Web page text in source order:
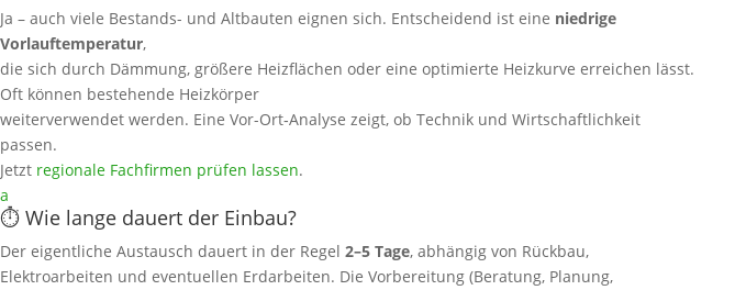
Ja – auch viele Bestands- und Altbauten eignen sich. Entscheidend ist eine niedrige
Vorlauftemperatur,
die sich durch Dämmung, größere Heizflächen oder eine optimierte Heizkurve erreichen lässt.
Oft können bestehende Heizkörper
weiterverwendet werden. Eine Vor-Ort‑Analyse zeigt, ob Technik und Wirtschaftlichkeit
passen.
Jetzt regionale Fachfirmen prüfen lassen.
a
⏱️ Wie lange dauert der Einbau?
Der eigentliche Austausch dauert in der Regel 2–5 Tage, abhängig von Rückbau,
Elektroarbeiten und eventuellen Erdarbeiten. Die Vorbereitung (Beratung, Planung,